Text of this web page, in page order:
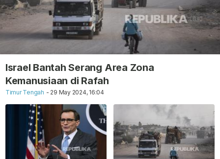
Israel Bantah Serang Area Zona
Kemanusiaan di Rafah
Timur Tengah - 29 May 2024, 16:04